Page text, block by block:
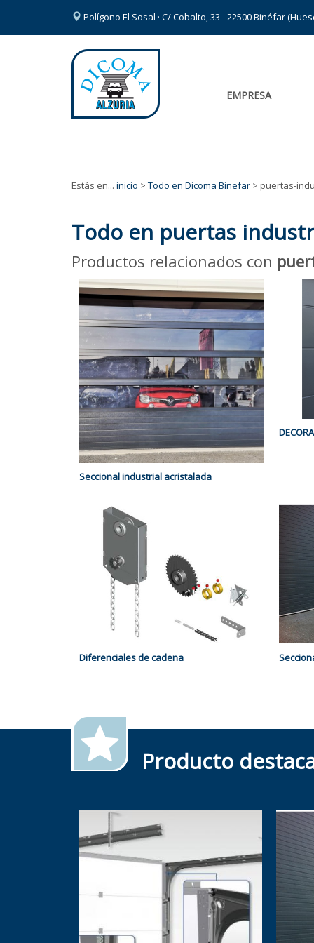
Polígono El Sosal · C/ Cobalto, 33 - 22500 Binéfar
EMPRESA
Estás en... inicio > Todo en Dicoma Binefar > puertas-
Todo en puertas
Productos relacionados con
Seccional industrial acristalada
Diferenciales de cadena
Producto